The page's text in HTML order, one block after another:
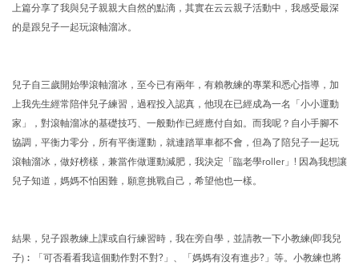
上篇分享了我與兒子親親大自然的點滴，其實在云云親子活動中，我感受最深
的是跟兒子一起玩滾軸溜冰。
兒子自三歲開始學滾軸溜冰，至今已有兩年，有賴教練的專業和悉心指導，加
上我先生經常陪伴兒子練習，過程投入認真，他現在已經成為一名「小小運動
家」，對滾軸溜冰的基礎技巧、一般動作已經應付自如。而我呢？自小手腳不
協調，平衡力零分，所有平衡運動，就連踏單車都不會，但為了陪兒子一起玩
滾軸溜冰，做好榜樣，兼當作做運動減肥，我決定「臨老學roller」! 因為我想讓
兒子知道，媽媽不怕困難，願意挑戰自己，希望他也一樣。
結果，兒子跟教練上課或自行練習時，我在旁自學，並請教一下小教練(即我兒
子)︰「可否看看我這個動作對不對?」、「媽媽有沒有進步?」等。小教練也將